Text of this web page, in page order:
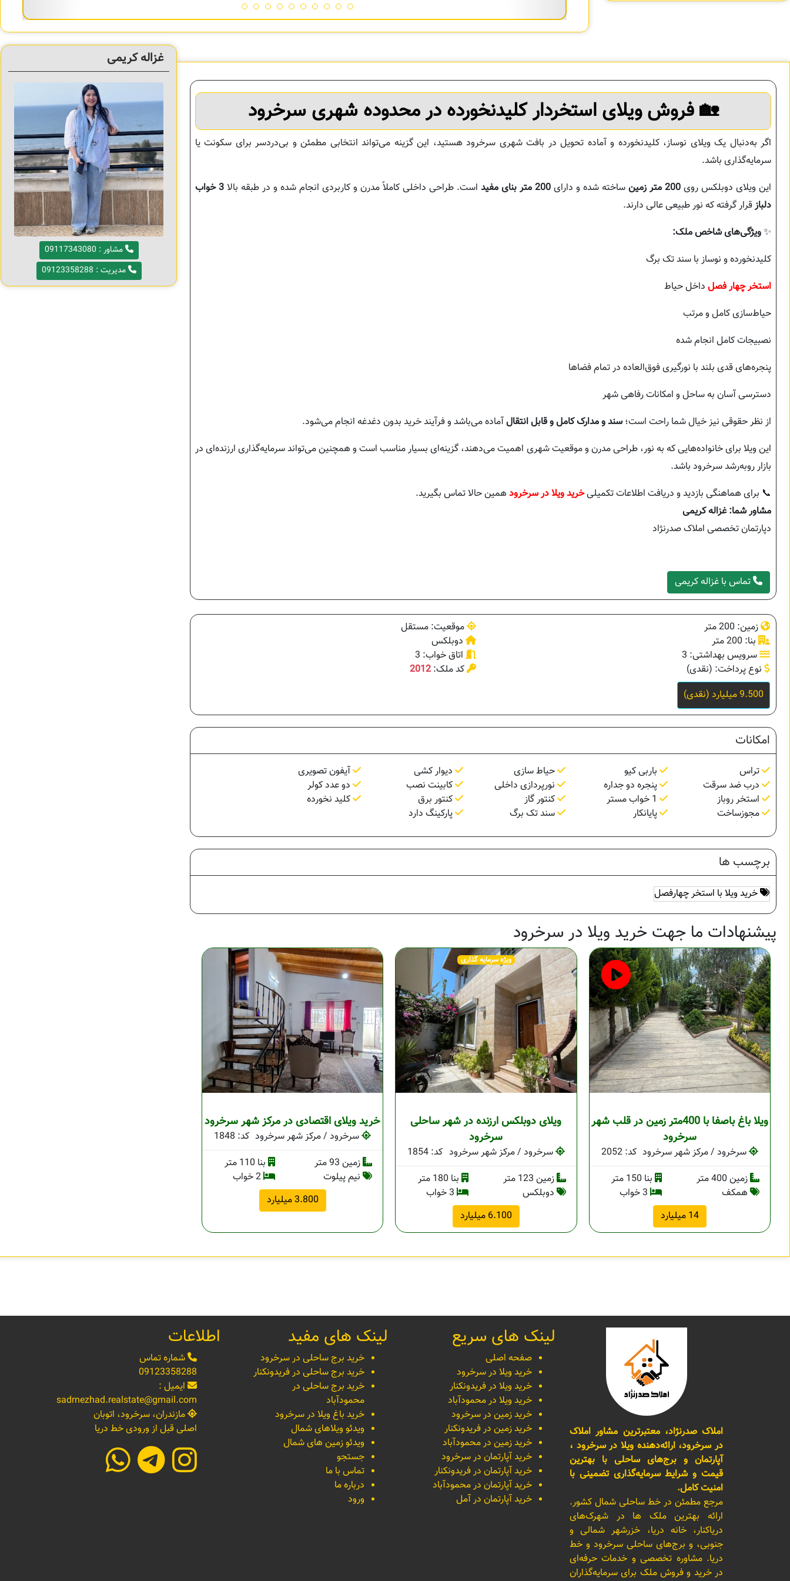
غزاله کریمی
مشاور : 09117343080
مدیریت : 09123358288
🏡فروش ویلای استخردار کلیدنخورده در محدوده شهری سرخرود
اگر به‌دنبال یک ویلای نوساز، کلیدنخورده و آماده تحویل در بافت شهری سرخرود هستید، این گزینه می‌تواند انتخابی مطمئن و بی‌دردسر برای سکونت یا
سرمایه‌گذاری باشد.
این ویلای دوبلکس روی 200 متر زمین ساخته شده و دارای 200 متر بنای مفید است. طراحی داخلی کاملاً مدرن و کاربردی انجام شده و در طبقه بالا
3 خواب
دلبازقرار گرفته که نور طبیعی عالی دارند.
✨ویژگی‌های شاخص ملک:
کلیدنخورده و نوساز با سند تک برگ
استخر چهار فصل داخل حیاط
حیاط‌سازی کامل و مرتب
نصبیجات کامل انجام شده
پنجره‌های قدی بلند با نورگیری فوق‌العاده در تمام فضاها
دسترسی آسان به ساحل و امکانات رفاهی شهر
از نظر حقوقی نیز خیال شما راحت است؛ سند و مدارک کامل و قابل انتقالآماده می‌باشد و فرآیند خرید بدون دغدغه انجام می‌شود.
این ویلا برای خانواده‌هایی که به نور، طراحی مدرن و موقعیت شهری اهمیت می‌دهند، گزینه‌ای بسیار مناسب است و همچنین می‌تواند سرمایه‌گذاری ارزنده‌ای در
بازار رو‌به‌رشد سرخرود باشد.
📞 برای هماهنگی بازدید و دریافت اطلاعات تکمیلیخرید ویلا در سرخرود همین حالا تماس بگیرید.
مشاور شما: غزاله کریمی
دپارتمان تخصصی املاک صدرنژاد
تماس با غزاله کریمی
زمین: 200 متر
موقعیت: مستقل
بنا: 200 متر
دوبلکس
سرویس بهداشتی: 3
اتاق خواب: 3
نوع پرداخت: (نقدی)
کد ملک: 2012
9.500 میلیارد (نقدی)
امکانات
تراس باربی کیو حیاط سازی دیوار کشی
آیفون تصویری
درب ضد سرقت
پنجره دو جداره نورپردازی داخلی کابینت نصب
دو عدد کولر
استخر روباز
کنتور گاز کنتور برق
کلید نخورده
مجوزساخت
پایانکار سند تک برگ پارکینگ دارد
برچسب ها
خرید ویلا با استخر چهارفصل
پیشنهادات ما جهت خرید ویلا در سرخرود
ویلا باغ باصفا با 400متر زمین در قلب شهر
سرخرود
سرخرود / مرکز شهر سرخرود کد: 2052
زمین 400 متر
بنا 150 متر
همکف
3 خواب
14 میلیارد
ویژه سرمایه گذاری
ویلای دوبلکس ارزنده در شهر ساحلی
سرخرود
سرخرود / مرکز شهر سرخرود کد: 1854
زمین 123 متر
بنا 180 متر
دوبلکس
6.100 میلیارد
خرید ویلای اقتصادی در مرکز شهر سرخرود
سرخرود / مرکز شهر سرخرود کد: 1848
زمین 93 متر
بنا 110 متر
نیم پیلوت
2 خواب
3.800 میلیارد
املاک صدرنژاد، معتبرترین مشاور املاک
در سرخرود، ارائه‌دهنده ویلا در سرخرود ،
آپارتمان و برج‌های ساحلی با بهترین
قیمت و شرایط سرمایه‌گذاری تضمینی با
امنیت کامل.
مرجع مطمئن در خط ساحلی شمال کشور.
ارائه بهترین ملک ها در شهرک‌های
دریاکنار، خانه دریا، خزرشهر شمالی و
جنوبی، و برج‌های ساحلی سرخرود و خط
دریا. مشاوره تخصصی و خدمات حرفه‌ای
در خرید و فروش ملک برای سرمایه‌گذاران
لینک های سریع
صفحه اصلی
خرید ویلا در سرخرود
خرید ویلا در فریدونکنار
خرید ویلا در محمودآباد
خرید زمین در سرخرود
خرید زمین در فریدونکنار
خرید زمین در محمودآباد
خرید آپارتمان در سرخرود
خرید آپارتمان در فریدونکنار
خرید آپارتمان در محمودآباد
خرید آپارتمان در آمل
لینک های مفید
خرید برج ساحلی در سرخرود
خرید برج ساحلی در فریدونکنار
خرید برج ساحلی در
محمودآباد
خرید باغ ویلا در سرخرود
ویدئو ویلاهای شمال
ویدئو زمین های شمال
جستجو
تماس با ما
درباره ما
ورود
اطلاعات
شماره تماس
09123358288
ایمیل :
sadrnezhad.realstate@gmail.com
مازندران، سرخرود، اتوبان
اصلی قبل از ورودی خط دریا